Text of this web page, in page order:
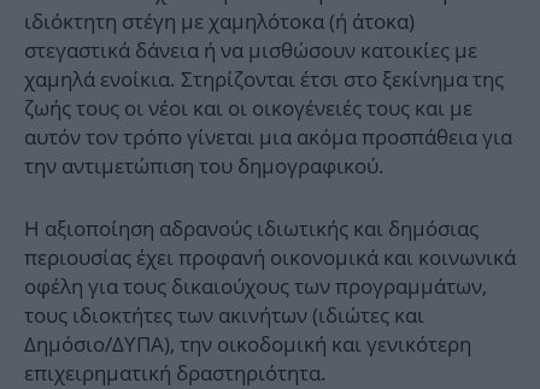
ιδιόκτητη στέγη με χαμηλότοκα (ή άτοκα)
στεγαστικά δάνεια ή να μισθώσουν κατοικίες με
χαμηλά ενοίκια. Στηρίζονται έτσι στο ξεκίνημα της
ζωής τους οι νέοι και οι οικογένειές τους και με
αυτόν τον τρόπο γίνεται μια ακόμα προσπάθεια για
την αντιμετώπιση του δημογραφικού.
Η αξιοποίηση αδρανούς ιδιωτικής και δημόσιας
περιουσίας έχει προφανή οικονομικά και κοινωνικά
οφέλη για τους δικαιούχους των προγραμμάτων,
τους ιδιοκτήτες των ακινήτων (ιδιώτες και
Δημόσιο/ΔΥΠΑ), την οικοδομική και γενικότερη
επιχειρηματική δραστηριότητα.